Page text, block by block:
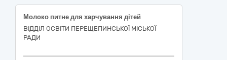
Молоко питне для харчування дітей
ВІДДІЛ ОСВІТИ ПЕРЕЩЕПИНСЬКОЇ МІСЬКОЇ
РАДИ